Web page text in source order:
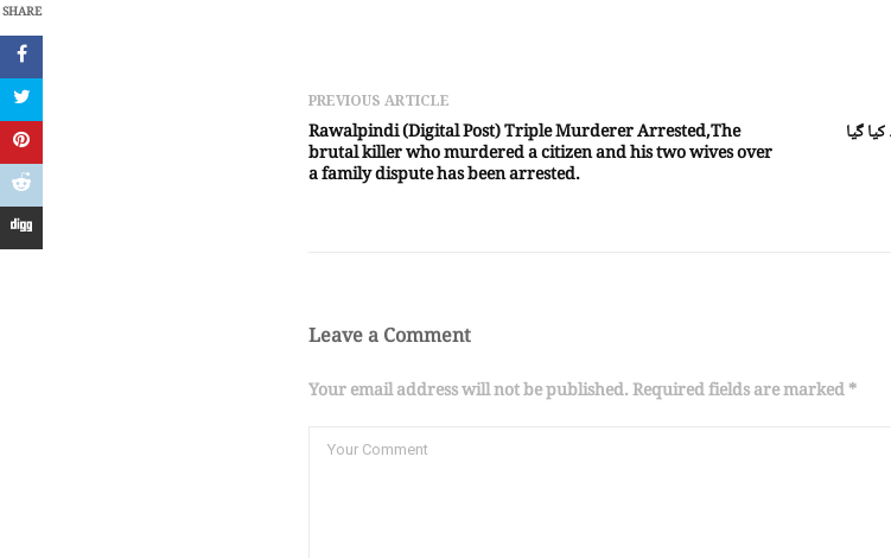
SHARE
PREVIOUS ARTICLE
Rawalpindi (Digital Post) Triple Murderer Arrested,The
brutal killer who murdered a citizen and his two wives over
a family dispute has been arrested.
گیا
Leave a Comment
Your email address will not be published. Required fields are marked *